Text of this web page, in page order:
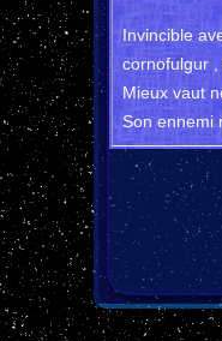
Invincible
cornofulgur
Mieux vaut
Son ennemi